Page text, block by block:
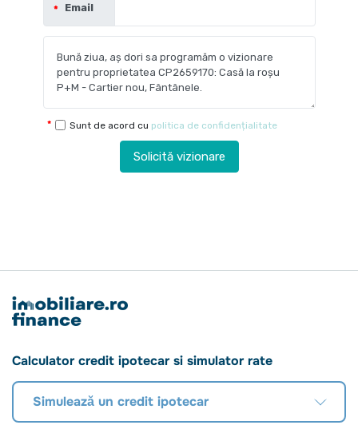
Email
Sunt de acord cu politica de confidențialitate
Solicită vizionare